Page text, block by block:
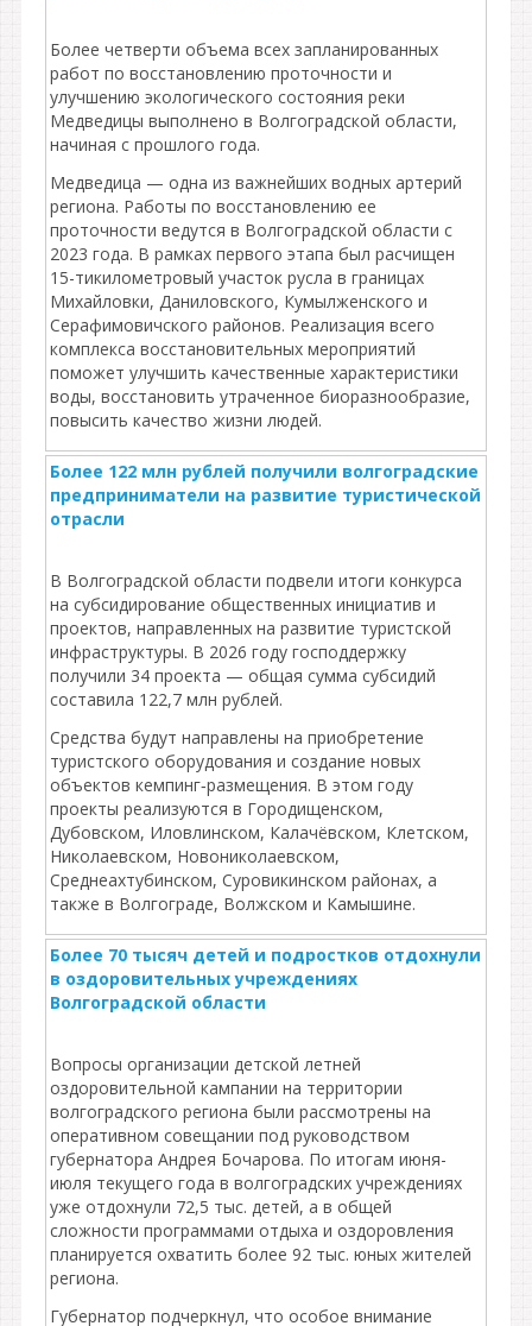
Более четверти объема всех запланированных
работ по восстановлению проточности и
улучшению экологического состояния реки
Медведицы выполнено в Волгоградской области,
начиная с прошлого года.
Медведица — одна из важнейших водных артерий
региона. Работы по восстановлению ее
проточности ведутся в Волгоградской области с
2023 года. В рамках первого этапа был расчищен
15-тикилометровый участок русла в границах
Михайловки, Даниловского, Кумылженского и
Серафимовичского районов. Реализация всего
комплекса восстановительных мероприятий
поможет улучшить качественные характеристики
воды, восстановить утраченное биоразнообразие,
повысить качество жизни людей.
Более 122 млн рублей получили волгоградские
предприниматели на развитие туристической
отрасли
В Волгоградской области подвели итоги конкурса
на субсидирование общественных инициатив и
проектов, направленных на развитие туристской
инфраструктуры. В 2026 году господдержку
получили 34 проекта — общая сумма субсидий
составила 122,7 млн рублей.
Средства будут направлены на приобретение
туристского оборудования и создание новых
объектов кемпинг‑размещения. В этом году
проекты реализуются в Городищенском,
Дубовском, Иловлинском, Калачёвском, Клетском,
Николаевском, Новониколаевском,
Среднеахтубинском, Суровикинском районах, а
также в Волгограде, Волжском и Камышине.
Более 70 тысяч детей и подростков отдохнули
в оздоровительных учреждениях
Волгоградской области
Вопросы организации детской летней
оздоровительной кампании на территории
волгоградского региона были рассмотрены на
оперативном совещании под руководством
губернатора Андрея Бочарова. По итогам июня-
июля текущего года в волгоградских учреждениях
уже отдохнули 72,5 тыс. детей, а в общей
сложности программами отдыха и оздоровления
планируется охватить более 92 тыс. юных жителей
региона.
Губернатор подчеркнул, что особое внимание